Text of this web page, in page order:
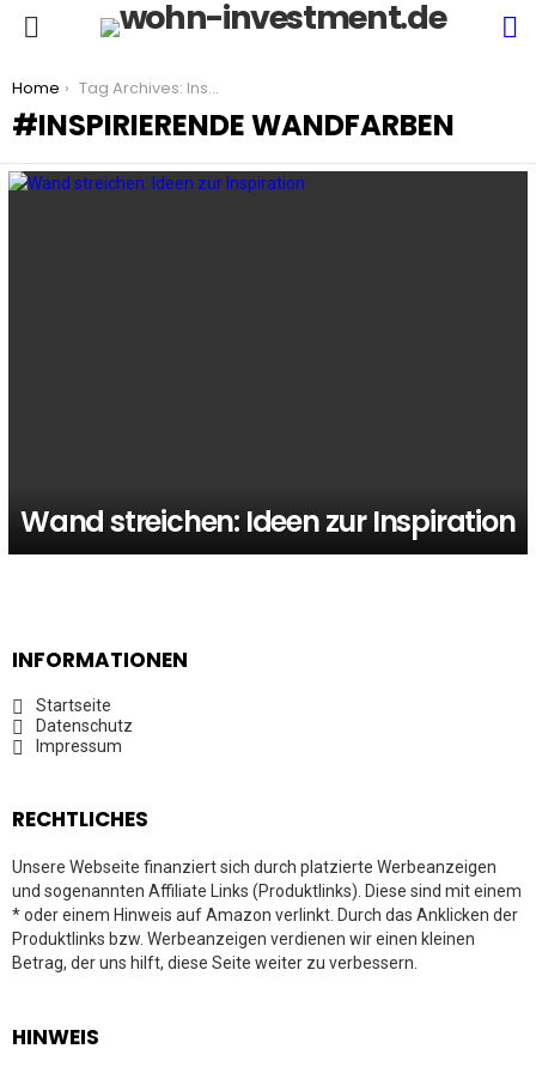
You are here:
Home Tag Archives: Inspirierende Wandfarben
INSPIRIERENDE WANDFARBEN
Wand streichen: Ideen zur Inspiration
INFORMATIONEN
Startseite
Datenschutz
Impressum
RECHTLICHES
Unsere Webseite finanziert sich durch platzierte Werbeanzeigen
und sogenannten Affiliate Links (Produktlinks). Diese sind mit einem
* oder einem Hinweis auf Amazon verlinkt. Durch das Anklicken der
Produktlinks bzw. Werbeanzeigen verdienen wir einen kleinen
Betrag, der uns hilft, diese Seite weiter zu verbessern.
HINWEIS